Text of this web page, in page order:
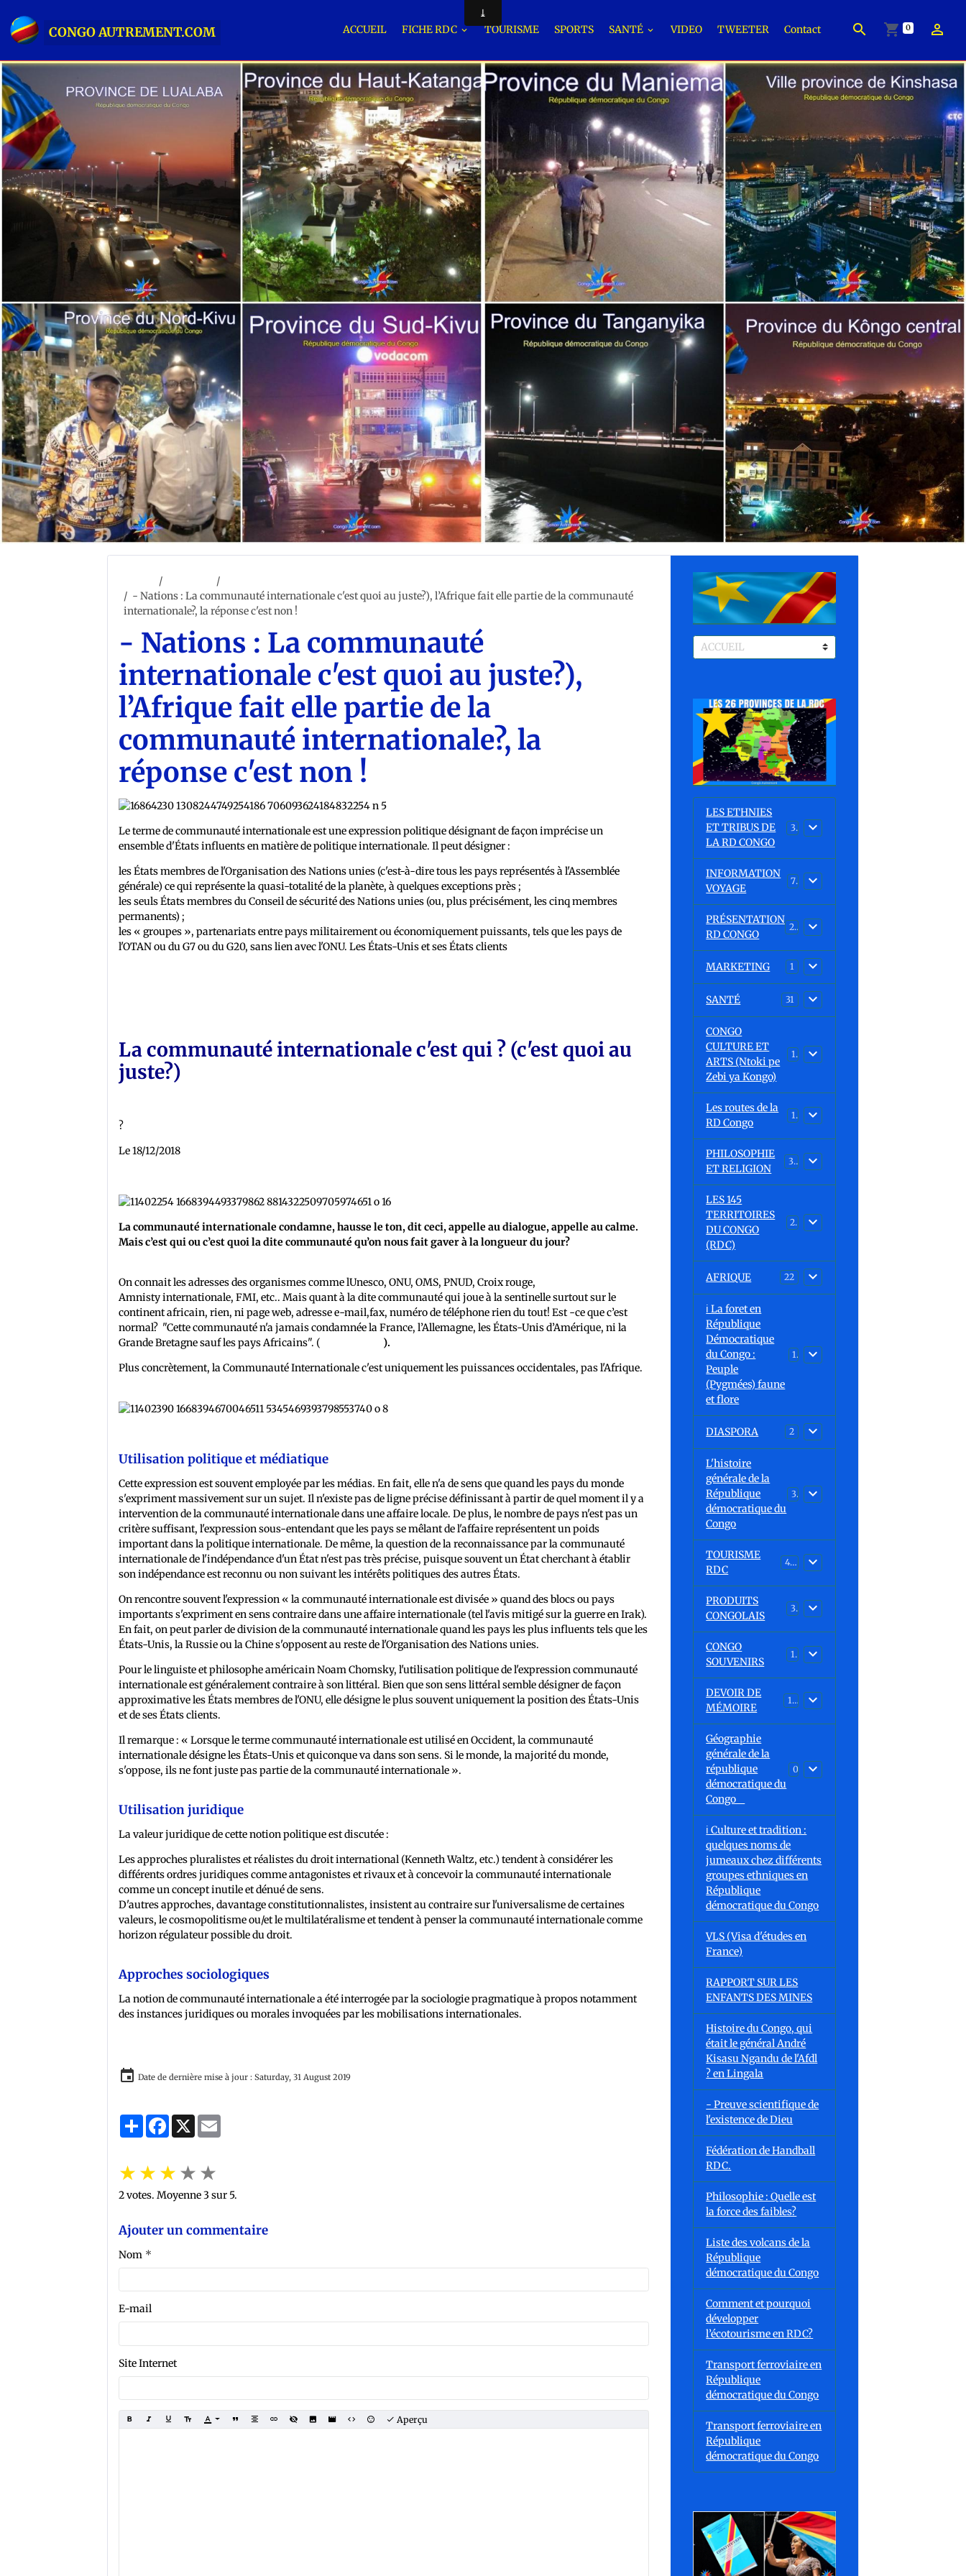
CONGO AUTREMENT.COM ACCUEIL FICHE RDC TOURISME SPORTS SANTÉ VIDEO TWEETER Contact 0
- Nations : La communauté internationale c'est quoi au juste?), l’Afrique fait elle partie de la communauté
internationale?, la réponse c'est non !
- Nations : La communauté
internationale c'est quoi au juste?),
l’Afrique fait elle partie de la
communauté internationale?, la
réponse c'est non !
Le terme de communauté internationale est une expression politique désignant de façon imprécise un
ensemble d'États influents en matière de politique internationale. Il peut désigner :
les États membres de l'Organisation des Nations unies (c'est-à-dire tous les pays représentés à l'Assemblée
générale) ce qui représente la quasi-totalité de la planète, à quelques exceptions près ;
les seuls États membres du Conseil de sécurité des Nations unies (ou, plus précisément, les cinq membres
permanents) ;
les « groupes », partenariats entre pays militairement ou économiquement puissants, tels que les pays de
l'OTAN ou du G7 ou du G20, sans lien avec l'ONU. Les États-Unis et ses États clients
La communauté internationale c'est qui ? (c'est quoi au
juste?)
?
Le 18/12/2018
La communauté internationale condamne, hausse le ton, dit ceci, appelle au dialogue, appelle au calme.
Mais c’est qui ou c’est quoi la dite communauté qu’on nous fait gaver à la longueur du jour?
On connait les adresses des organismes comme lUnesco, ONU, OMS, PNUD, Croix rouge,
Amnisty internationale, FMI, etc.. Mais quant à la dite communauté qui joue à la sentinelle surtout sur le
continent africain, rien, ni page web, adresse e-mail,fax, numéro de téléphone rien du tout! Est -ce que c’est
normal? "Cette communauté n'a jamais condamnée la France, l’Allemagne, les États-Unis d’Amérique, ni la
Grande Bretagne sauf les pays Africains". (
).
Plus concrètement, la Communauté Internationale c'est uniquement les puissances occidentales, pas l'Afrique.
Utilisation politique et médiatique
Cette expression est souvent employée par les médias. En fait, elle n'a de sens que quand les pays du monde
s'expriment massivement sur un sujet. Il n'existe pas de ligne précise définissant à partir de quel moment il y a
intervention de la communauté internationale dans une affaire locale. De plus, le nombre de pays n'est pas un
critère suffisant, l'expression sous-entendant que les pays se mêlant de l'affaire représentent un poids
important dans la politique internationale. De même, la question de la reconnaissance par la communauté
internationale de l'indépendance d'un État n'est pas très précise, puisque souvent un État cherchant à établir
son indépendance est reconnu ou non suivant les intérêts politiques des autres États.
On rencontre souvent l'expression « la communauté internationale est divisée » quand des blocs ou pays
importants s'expriment en sens contraire dans une affaire internationale (tel l'avis mitigé sur la guerre en Irak).
En fait, on peut parler de division de la communauté internationale quand les pays les plus influents tels que les
États-Unis, la Russie ou la Chine s'opposent au reste de l'Organisation des Nations unies.
Pour le linguiste et philosophe américain Noam Chomsky, l'utilisation politique de l'expression communauté
internationale est généralement contraire à son littéral. Bien que son sens littéral semble désigner de façon
approximative les États membres de l'ONU, elle désigne le plus souvent uniquement la position des États-Unis
et de ses États clients.
Il remarque : « Lorsque le terme communauté internationale est utilisé en Occident, la communauté
internationale désigne les États-Unis et quiconque va dans son sens. Si le monde, la majorité du monde,
s'oppose, ils ne font juste pas partie de la communauté internationale ».
Utilisation juridique
La valeur juridique de cette notion politique est discutée :
Les approches pluralistes et réalistes du droit international (Kenneth Waltz, etc.) tendent à considérer les
différents ordres juridiques comme antagonistes et rivaux et à concevoir la communauté internationale
comme un concept inutile et dénué de sens.
D'autres approches, davantage constitutionnalistes, insistent au contraire sur l'universalisme de certaines
valeurs, le cosmopolitisme ou/et le multilatéralisme et tendent à penser la communauté internationale comme
horizon régulateur possible du droit.
Approches sociologiques
La notion de communauté internationale a été interrogée par la sociologie pragmatique à propos notamment
des instances juridiques ou morales invoquées par les mobilisations internationales.
Date de dernière mise à jour : Saturday, 31 August 2019
PartagerFacebook
X
★★★★★
2votes. Moyenne3sur 5.
Ajouter un commentaire
Nom
E-mail
Site Internet
Aperçu
LES ETHNIES
ET TRIBUS DE
LA RD CONGO
37
INFORMATION
VOYAGE
7
PRÉSENTATION
RD CONGO
23
MARKETING 1
SANTÉ 31
CONGO
CULTURE ET
ARTS (Ntoki pe
Zebi ya Kongo)
15
Les routes de la
RD Congo
1
PHILOSOPHIE
ET RELIGION
32
LES 145
TERRITOIRES
DU CONGO
(RDC)
23
AFRIQUE 22
ℹ️ La foret en
République
Démocratique
du Congo :
Peuple
(Pygmées) faune
et flore
15
DIASPORA 2
L'histoire
générale de la
République
démocratique du
Congo
30
TOURISME
RDC
43
PRODUITS
CONGOLAIS
3
CONGO
SOUVENIRS
1
DEVOIR DE
MÉMOIRE
13
Géographie
générale de la
république
démocratique du
Congo
ℹ️ Culture et tradition :
quelques noms de
jumeaux chez différents
groupes ethniques en
République
démocratique du Congo
VLS (Visa d'études en
France)
RAPPORT SUR LES
ENFANTS DES MINES
Histoire du Congo, qui
était le général André
Kisasu Ngandu de l'Afdl
? en Lingala
- Preuve scientifique de
l'existence de Dieu
Fédération de Handball
RDC.
Philosophie : Quelle est
la force des faibles?
Liste des volcans de la
République
démocratique du Congo
Comment et pourquoi
développer
l’écotourisme en RDC?
Transport ferroviaire en
République
démocratique du Congo
Transport ferroviaire en
République
démocratique du Congo